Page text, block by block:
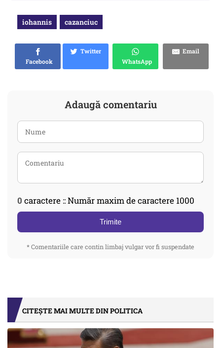
iohannis cazanciuc
Facebook
Twitter
WhatsApp
Email
Adaugă comentariu
0 caractere :: Număr maxim de caractere 1000
Trimite
* Comentariile care contin limbaj vulgar vor fi suspendate
CITEȘTE MAI MULTE DIN POLITICA